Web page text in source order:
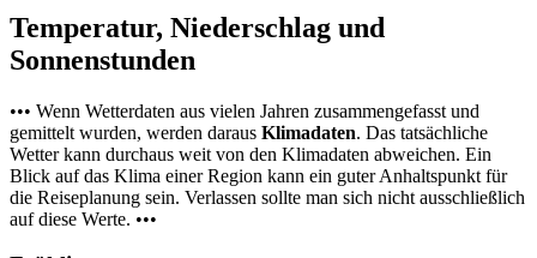
Temperatur, Niederschlag und
Sonnenstunden
••• Wenn Wetterdaten aus vielen Jahren zusammengefasst und
gemittelt wurden, werden daraus Klimadaten. Das tatsächliche
Wetter kann durchaus weit von den Klimadaten abweichen. Ein
Blick auf das Klima einer Region kann ein guter Anhaltspunkt für
die Reiseplanung sein. Verlassen sollte man sich nicht ausschließlich
auf diese Werte. •••